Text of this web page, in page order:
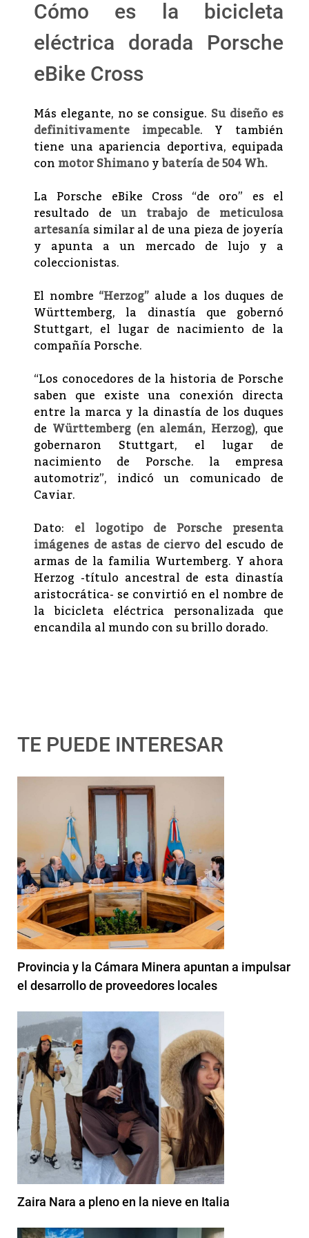
Cómo es la bicicleta
eléctrica dorada Porsche
eBike Cross
Más elegante, no se consigue. Su diseño es
definitivamente impecable. Y también
tiene una apariencia deportiva, equipada
conmotor Shimanoybatería de 504 Wh.
La Porsche eBike Cross “de oro” es el
resultado deun trabajo de meticulosa
artesaníasimilar al de una pieza de joyería
y apunta a un mercado de lujo y a
coleccionistas.
El nombre “Herzog” alude a los duques de
Württemberg, la dinastía que gobernó
Stuttgart, el lugar de nacimiento de la
compañía Porsche.
“Los conocedores de la historia de Porsche
saben que existe una conexión directa
entre la marca y la dinastía de los duques
de Württemberg (en alemán, Herzog), que
gobernaron Stuttgart, el lugar de
nacimiento de Porsche. la empresa
automotriz”, indicó un comunicado de
Caviar.
Dato: el logotipo de Porsche presenta
imágenes de astas de ciervo del escudo de
armas de la familia Wurtemberg. Y ahora
Herzog -título ancestral de esta dinastía
aristocrática- se convirtió en el nombre de
la bicicleta eléctrica personalizada que
encandila al mundo con su brillo dorado.
TE PUEDE INTERESAR
Provincia y la Cámara Minera apuntan a impulsar
el desarrollo de proveedores locales
Zaira Nara a pleno en la nieve en Italia